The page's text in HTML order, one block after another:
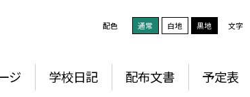
配色 通常 白地 黒地 文字
ジ 学校日記 配布文書 予定表